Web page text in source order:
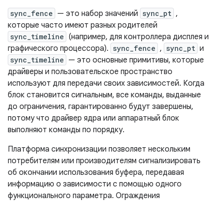
sync_fence — это набор значений sync_pt ,
которые часто имеют разных родителей
sync_timeline (например, для контроллера дисплея и
графического процессора). sync_fence , sync_pt и
sync_timeline — это основные примитивы, которые
драйверы и пользовательское пространство
используют для передачи своих зависимостей. Когда
блок становится сигнальным, все команды, выданные
до ограничения, гарантированно будут завершены,
потому что драйвер ядра или аппаратный блок
выполняют команды по порядку.
Платформа синхронизации позволяет нескольким
потребителям или производителям сигнализировать
об окончании использования буфера, передавая
информацию о зависимости с помощью одного
функционального параметра. Ограждения